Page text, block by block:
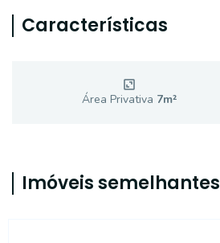
Características
Área Privativa 7m²
Imóveis semelhantes